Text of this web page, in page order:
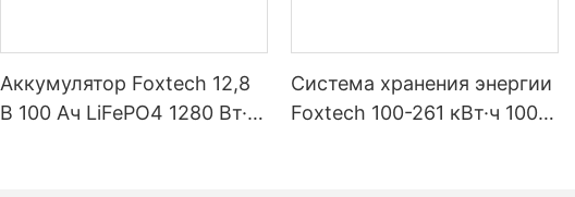
Аккумулятор Foxtech 12,8
В 100 Ач LiFePO4 1280 Вт·ч
Система хранения энергии
Foxtech 100-261 кВт·ч 1000